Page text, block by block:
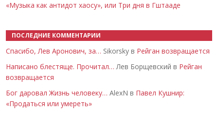
«Музыка как антидот хаосу», или Три дня в Гштааде
ПОСЛЕДНИЕ КОММЕНТАРИИ
Спасибо, Лев Аронович, за… Sikorsky в Рейган возвращается
Написано блестяще. Прочитал… Лев Борщевский в Рейган
возвращается
Бог даровал Жизнь человеку… AlexN в Павел Кушнир:
«Продаться или умереть»